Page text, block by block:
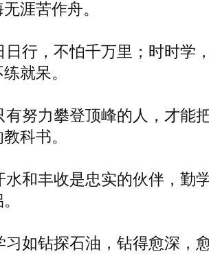
涯苦作舟。
，不怕千万里；时时学
就呆。
力攀登顶峰的人，才能
科书。
丰收是忠实的伙伴，勤
钻探石油，钻得愈深，